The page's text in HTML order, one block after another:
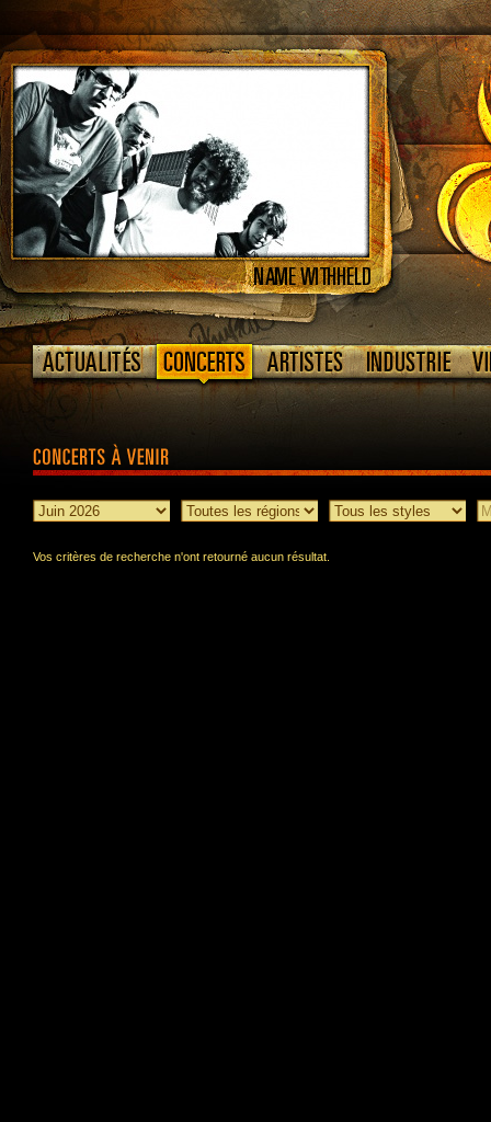
Vos critères de recherche n'ont retourné aucun résultat.